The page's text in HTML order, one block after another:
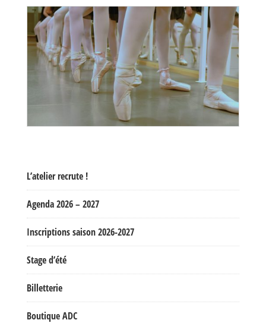
L’atelier recrute !
Agenda 2026 – 2027
Inscriptions saison 2026-2027
Stage d’été
Billetterie
Boutique ADC